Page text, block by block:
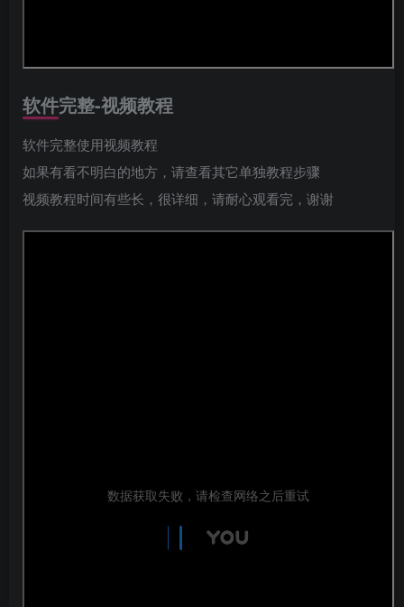
软件完整-视频教程
软件完整使用视频教程
如果有看不明白的地方，请查看其它单独教程步骤
视频教程时间有些长，很详细，请耐心观看完，谢谢